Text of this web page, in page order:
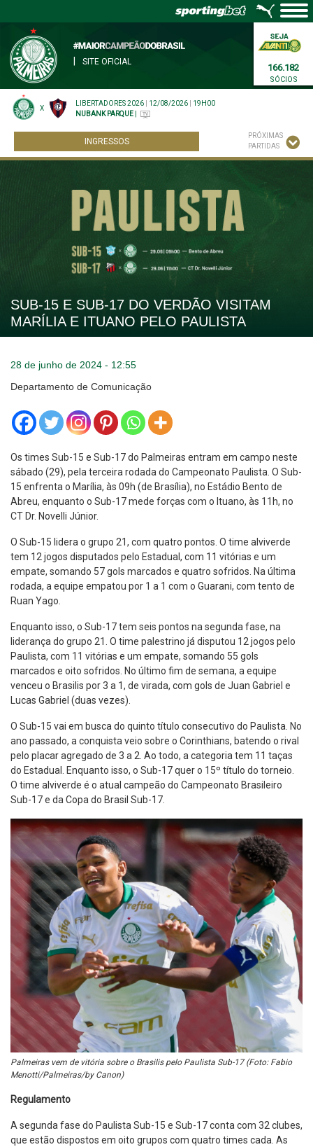
SITE OFICIAL
166.182
SÓCIOS
X
LIBERTADORES 2026 12/08/2026
19H00
NUBANK PARQUE
INGRESSOS
PRÓXIMAS
PARTIDAS
SUB-15 E SUB-17 DO VERDÃO VISITAM
MARÍLIA E ITUANO PELO PAULISTA
28 de junho de 2024 - 12:55
Departamento de Comunicação
Os times Sub-15 e Sub-17 do Palmeiras entram em campo neste
sábado (29), pela terceira rodada do Campeonato Paulista. O Sub-
15 enfrenta o Marília, às 09h (de Brasília), no Estádio Bento de
Abreu, enquanto o Sub-17 mede forças com o Ituano, às 11h, no
CT Dr. Novelli Júnior.
O Sub-15 lidera o grupo 21, com quatro pontos. O time alviverde
tem 12 jogos disputados pelo Estadual, com 11 vitórias e um
empate, somando 57 gols marcados e quatro sofridos. Na última
rodada, a equipe empatou por 1 a 1 com o Guarani, com tento de
Ruan Yago.
Enquanto isso, o Sub-17 tem seis pontos na segunda fase, na
liderança do grupo 21. O time palestrino já disputou 12 jogos pelo
Paulista, com 11 vitórias e um empate, somando 55 gols
marcados e oito sofridos. No último fim de semana, a equipe
venceu o Brasilis por 3 a 1, de virada, com gols de Juan Gabriel e
Lucas Gabriel (duas vezes).
O Sub-15 vai em busca do quinto título consecutivo do Paulista. No
ano passado, a conquista veio sobre o Corinthians, batendo o rival
pelo placar agregado de 3 a 2. Ao todo, a categoria tem 11 taças
do Estadual. Enquanto isso, o Sub-17 quer o 15º título do torneio.
O time alviverde é o atual campeão do Campeonato Brasileiro
Sub-17 e da Copa do Brasil Sub-17.
Palmeiras vem de vitória sobre o Brasilis pelo Paulista Sub-17 (Foto: Fabio
Menotti/Palmeiras/by Canon)
Regulamento
A segunda fase do Paulista Sub-15 e Sub-17 conta com 32 clubes,
que estão dispostos em oito grupos com quatro times cada. As